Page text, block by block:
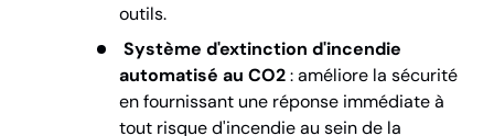
outils.
Système d'extinction d'incendie
automatisé au CO2: améliore la sécurité
en fournissant une réponse immédiate à
tout risque d'incendie au sein de la